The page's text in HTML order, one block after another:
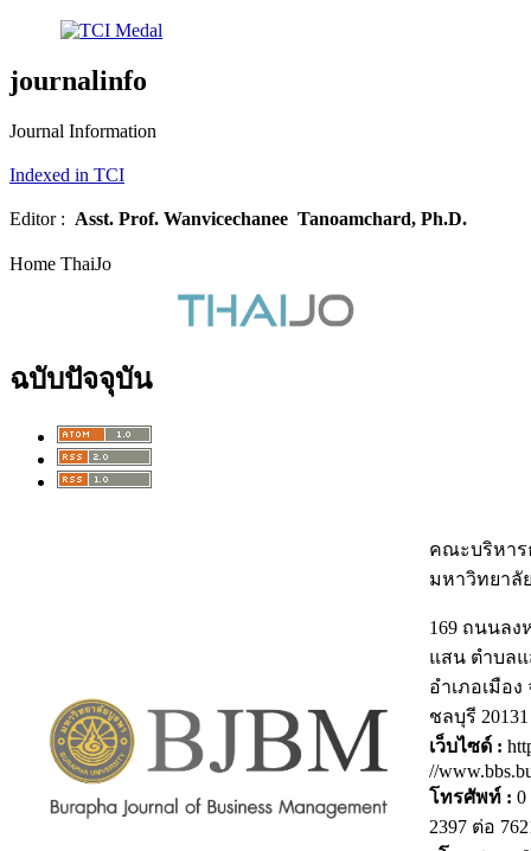
journalinfo
Journal Information
Indexed in TCI
Editor : Asst. Prof. Wanvicechanee Tanoamchard, Ph.D.
Home ThaiJo
ฉบับปัจจุบัน
คณะบริหาร
มหาวิทยาลั
169 ถนนลง
แสน ตำบล
อำเภอเมือง
ชลบุรี 20131
เว็บไซด์ :
//
โทรศัพท์ : 0
2397 ต่อ